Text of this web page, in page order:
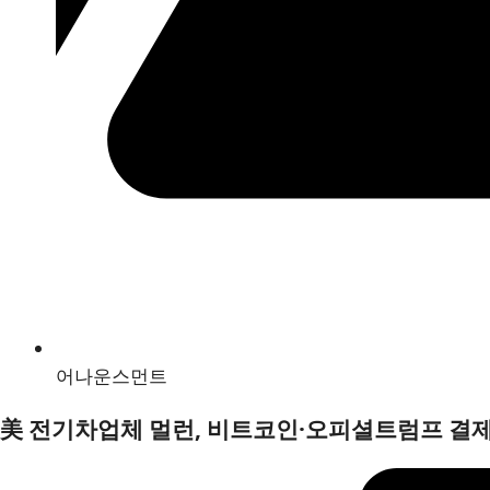
어나운스먼트
美 전기차업체 멀런, 비트코인·오피셜트럼프 결